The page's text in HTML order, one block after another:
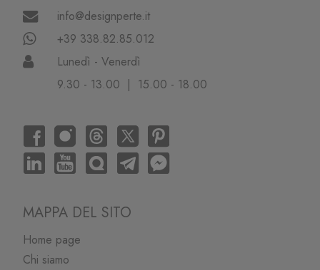
info@designperte.it
+39 338.82.85.012
Lunedì - Venerdì
9.30 - 13.00 | 15.00 - 18.00
MAPPA DEL SITO
Home page
Chi siamo